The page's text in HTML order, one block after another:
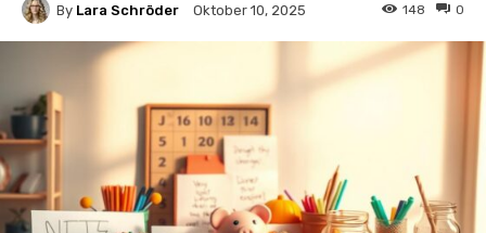
By Lara Schröder Oktober 10, 2025 0
148